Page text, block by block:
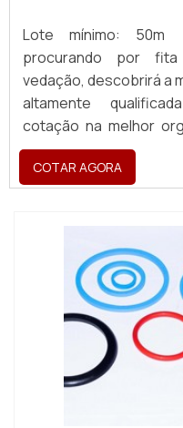
Lote mínimo:
procurando por
vedação, descobrirá a
altamente
cotação na melhor
descobrindo a maior
da área de atuação.
ESPUMA PARA
site da Brasil
borrachas fa...
COTAR AGORA